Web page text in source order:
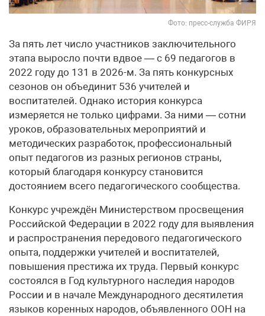
Фото: пресс-служба ФИРЯ
За пять лет число участников заключительного
этапа выросло почти вдвое — с 69 педагогов в
2022 году до 131 в 2026-м. За пять конкурсных
сезонов он объединит 536 учителей и
воспитателей. Однако история конкурса
измеряется не только цифрами. За ними — сотни
уроков, образовательных мероприятий и
методических разработок, профессиональный
опыт педагогов из разных регионов страны,
который благодаря конкурсу становится
достоянием всего педагогического сообщества.
Конкурс учреждён Министерством просвещения
Российской Федерации в 2022 году для выявления
и распространения передового педагогического
опыта, поддержки учителей и воспитателей,
повышения престижа их труда. Первый конкурс
состоялся в Год культурного наследия народов
России и в начале Международного десятилетия
языков коренных народов, объявленного ООН на